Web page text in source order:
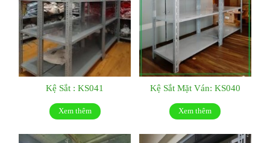
Kệ Sắt : KS041
Xem thêm
Kệ Sắt Mặt Ván: KS040
Xem thêm